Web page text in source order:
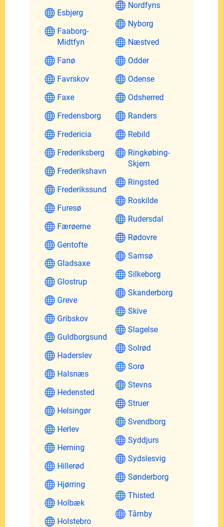
Esbjerg
Faaborg-
Midtfyn
Fanø
Favrskov
Faxe
Fredensborg
Fredericia
Frederiksberg
Frederikshavn
Frederikssund
Furesø
Færøerne
Gentofte
Gladsaxe
Glostrup
Greve
Gribskov
Guldborgsund
Haderslev
Halsnæs
Hedensted
Helsingør
Herlev
Herning
Hillerød
Hjørring
Holbæk
Holstebro
Nordfyns
Nyborg
Næstved
Odder
Odense
Odsherred
Randers
Rebild
Ringkøbing-
Skjern
Ringsted
Roskilde
Rudersdal
Rødovre
Samsø
Silkeborg
Skanderborg
Skive
Slagelse
Solrød
Sorø
Stevns
Struer
Svendborg
Syddjurs
Sydslesvig
Sønderborg
Thisted
Tårnby